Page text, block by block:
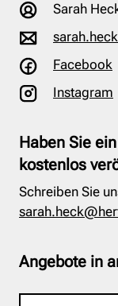
Sarah
Facebook
Instagram
Haben Sie
kostenlos
Schreiben Sie
Angebote in